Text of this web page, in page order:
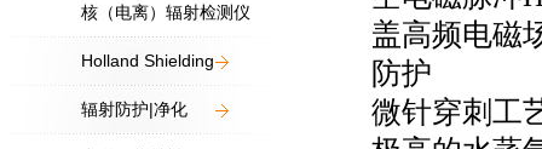
核（电离）辐射检测仪
Holland Shielding
辐射防护|净化
盖高频电磁
防护
微针穿刺工